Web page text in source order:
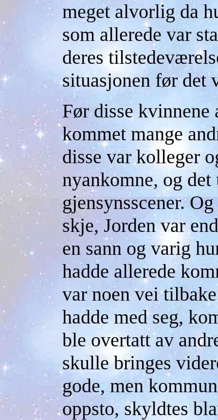
meget alvorlig da
som allerede var
deres
situasjonen før det
Før disse kvinnene
kommet mange
disse var kolleger
nyankomne, og
gjensynsscener.
skje, Jorden var
en sann og varig
hadde allerede
var noen vei
hadde med seg,
ble overtatt av
skulle bringes
gode, men
oppsto, skyldtes